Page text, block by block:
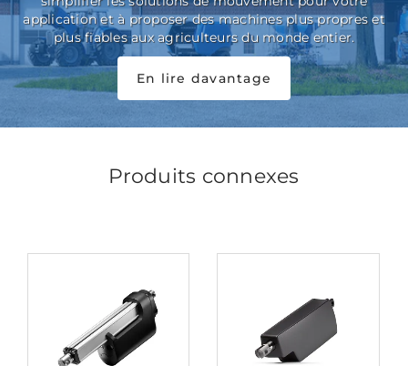
application et à proposer des machines plus propres et
plus fiables aux agriculteurs du monde entier.
En lire davantage
Produits connexes